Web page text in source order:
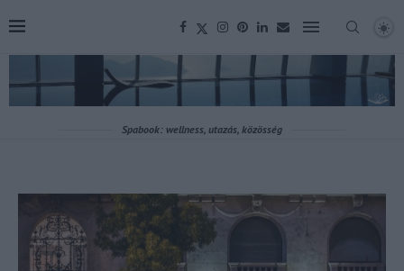
Spabook: wellness, utazás, közösség